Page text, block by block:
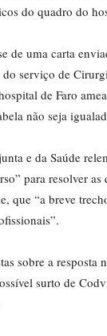
do quadro do
de uma carta
do serviço de
de Faro
não seja
e da Saúde
para resolver as
que “a breve
sobre a resposta
surto de